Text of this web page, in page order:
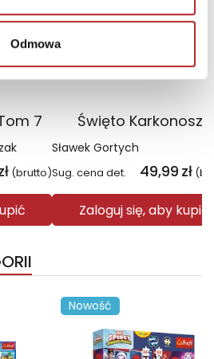
Odmowa
7
(brutto)
Święto Karkonoszy
Sławek Gortych
Sug. cena det. 49,99 zł
Zaloguj się, aby kupić
Nowość